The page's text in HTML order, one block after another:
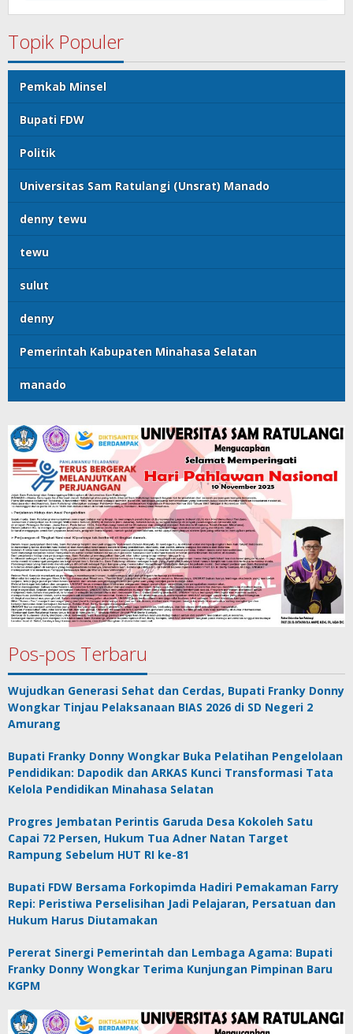
Topik Populer
Pemkab Minsel
Bupati FDW
Politik
Universitas Sam Ratulangi (Unsrat) Manado
denny tewu
tewu
sulut
denny
Pemerintah Kabupaten Minahasa Selatan
manado
Pos-pos Terbaru
Wujudkan Generasi Sehat dan Cerdas, Bupati Franky Donny
Wongkar Tinjau Pelaksanaan BIAS 2026 di SD Negeri 2
Amurang
Bupati Franky Donny Wongkar Buka Pelatihan Pengelolaan
Pendidikan: Dapodik dan ARKAS Kunci Transformasi Tata
Kelola Pendidikan Minahasa Selatan
Progres Jembatan Perintis Garuda Desa Kokoleh Satu
Capai 72 Persen, Hukum Tua Adner Natan Target
Rampung Sebelum HUT RI ke-81
Bupati FDW Bersama Forkopimda Hadiri Pemakaman Farry
Repi: Peristiwa Perselisihan Jadi Pelajaran, Persatuan dan
Hukum Harus Diutamakan
Pererat Sinergi Pemerintah dan Lembaga Agama: Bupati
Franky Donny Wongkar Terima Kunjungan Pimpinan Baru
KGPM